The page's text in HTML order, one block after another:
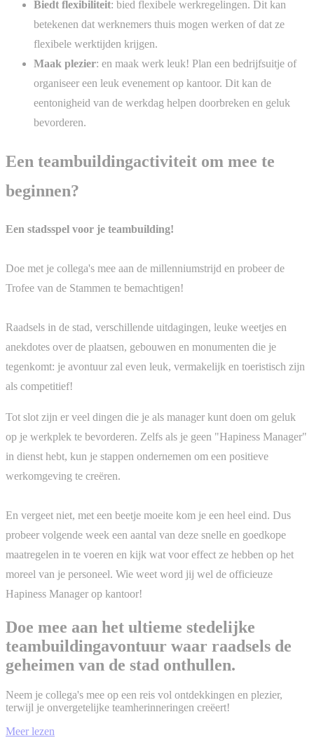
Biedt flexibiliteit: bied flexibele werkregelingen. Dit kan
betekenen dat werknemers thuis mogen werken of dat ze
flexibele werktijden krijgen.
Maak plezier: en maak werk leuk! Plan een bedrijfsuitje of
organiseer een leuk evenement op kantoor. Dit kan de
eentonigheid van de werkdag helpen doorbreken en geluk
bevorderen.
Een teambuildingactiviteit om mee te
beginnen?
Een stadsspel voor je teambuilding!
Doe met je collega's mee aan de millenniumstrijd en probeer de
Trofee van de Stammen te bemachtigen!
Raadsels in de stad, verschillende uitdagingen, leuke weetjes en
anekdotes over de plaatsen, gebouwen en monumenten die je
tegenkomt: je avontuur zal even leuk, vermakelijk en toeristisch zijn
als competitief!
Tot slot zijn er veel dingen die je als manager kunt doen om geluk
op je werkplek te bevorderen. Zelfs als je geen "Hapiness Manager"
in dienst hebt, kun je stappen ondernemen om een positieve
werkomgeving te creëren.
En vergeet niet, met een beetje moeite kom je een heel eind. Dus
probeer volgende week een aantal van deze snelle en goedkope
maatregelen in te voeren en kijk wat voor effect ze hebben op het
moreel van je personeel. Wie weet word jij wel de officieuze
Hapiness Manager op kantoor!
Doe mee aan het ultieme stedelijke
teambuildingavontuur waar raadsels de
geheimen van de stad onthullen.
Neem je collega's mee op een reis vol ontdekkingen en plezier,
terwijl je onvergetelijke teamherinneringen creëert!
Meer lezen